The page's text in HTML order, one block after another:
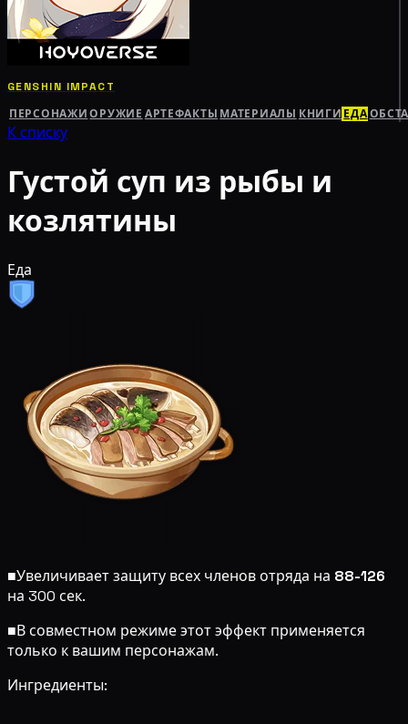
GENSHIN IMPACT
ПЕРСОНАЖИ ОРУЖИЕ АРТЕФАКТЫ МАТЕРИАЛЫ КНИГИ ЕДА
К списку
Густой суп из рыбы и
козлятины
Еда
■Увеличивает защиту всех членов отряда на 88-126
на 300 сек.
■В совместном режиме этот эффект применяется
только к вашим персонажам.
Ингредиенты: